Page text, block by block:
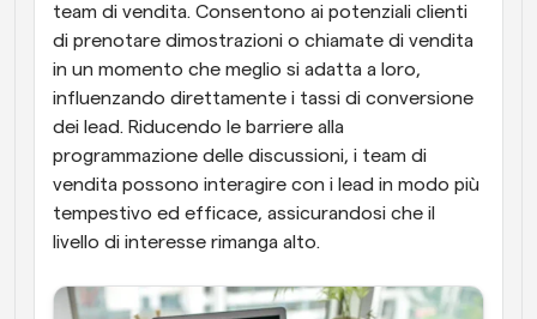
team di vendita. Consentono ai potenziali clienti
di prenotare dimostrazioni o chiamate di vendita
in un momento che meglio si adatta a loro,
influenzando direttamente i tassi di conversione
dei lead. Riducendo le barriere alla
programmazione delle discussioni, i team di
vendita possono interagire con i lead in modo più
tempestivo ed efficace, assicurandosi che il
livello di interesse rimanga alto.